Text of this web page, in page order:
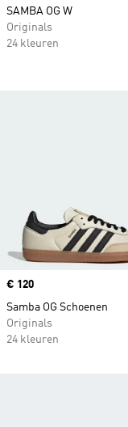
Price
€ 120
Samba OG Schoenen
Originals
24 kleuren
SAMBA OG W
Originals
24 kleuren